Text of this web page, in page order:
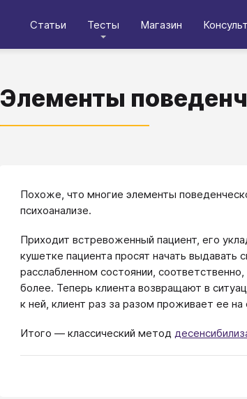
Статьи Тесты Магазин
Элементы
Похоже, что многие элементы
психоанализе.
Приходит встревоженный пациент, его
кушетке пациента просят начать
расслабленном состоянии,
более. Теперь клиента возвращают в
к ней, клиент раз за разом проживает ее
Итого ― классический метод